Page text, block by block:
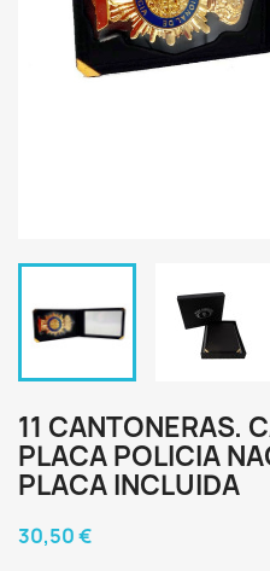
11 CANTONERAS.
PLACA POLICIA
PLACA INCLUIDA
30,50 €